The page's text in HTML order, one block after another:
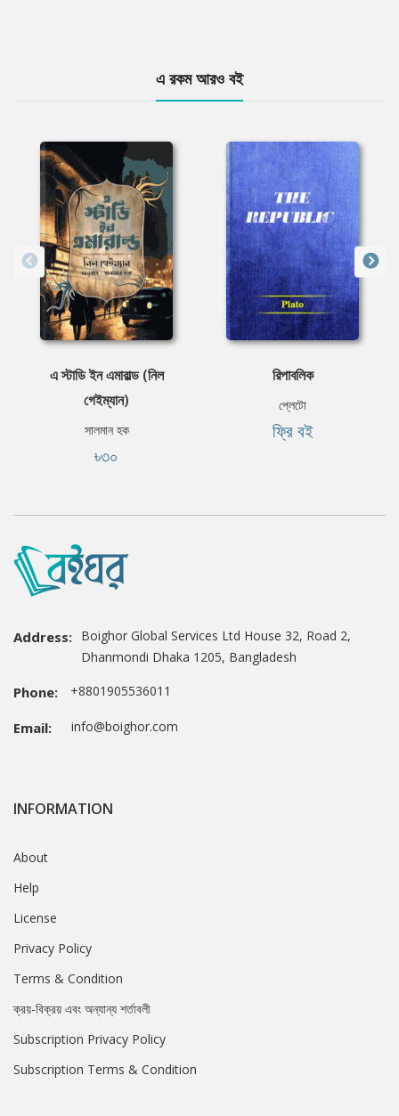
এ রকম আরও বই
এ স্টাডি ইন এমারাল্ড (নিল
গেইম্যান)
সালমান হক
৳৩০
রিপাবলিক
প্লেটো
ফ্রি বই
Address: Boighor Global Services Ltd House 32, Road 2,
Dhanmondi Dhaka 1205, Bangladesh
Phone: +8801905536011
Email: info@boighor.com
INFORMATION
About
Help
License
Privacy Policy
Terms & Condition
ক্রয়-বিক্রয় এবং অন্যান্য শর্তাবলী
Subscription Privacy Policy
Subscription Terms & Condition